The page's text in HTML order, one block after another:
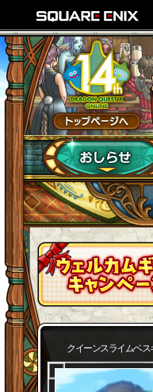
クイーンスライムベス